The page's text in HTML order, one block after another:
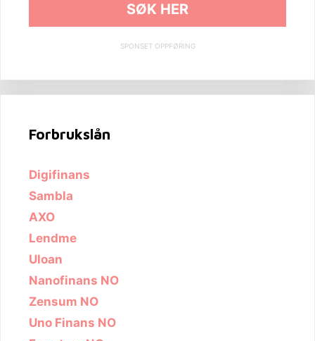
SØK HER
SPONSET OPPFØRING
Forbrukslån
Digifinans
Sambla
AXO
Lendme
Uloan
Nanofinans NO
Zensum NO
Uno Finans NO